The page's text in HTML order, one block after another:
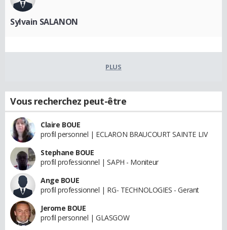
Sylvain SALANON
PLUS
Vous recherchez peut-être
Claire BOUE
profil personnel | ECLARON BRAUCOURT SAINTE LIV
Stephane BOUE
profil professionnel | SAPH - Moniteur
Ange BOUE
profil professionnel | RG- TECHNOLOGIES - Gerant
Jerome BOUE
profil personnel | GLASGOW